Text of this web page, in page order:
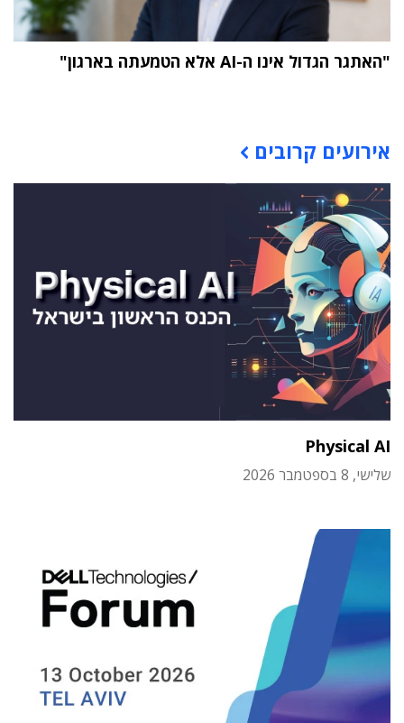
"האתגר הגדול אינו ה-AI אלא הטמעתה בארגון"
אירועים קרובים
Physical AI
שלישי, 8 בספטמבר 2026